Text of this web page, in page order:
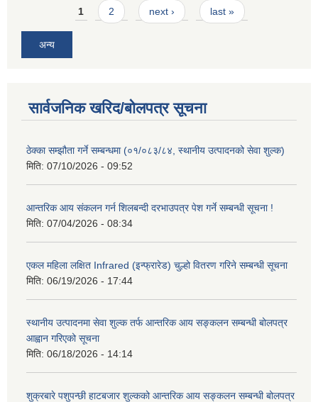
Pages1 2 next › last »
अन्य
सार्वजनिक खरिद/बोलपत्र सूचना
ठेक्का सम्झौता गर्ने सम्बन्धमा (०१/०८३/८४, स्थानीय उत्पादनको सेवा शुल्क)
मिति: 07/10/2026 - 09:52
आन्तरिक आय संकलन गर्न शिलबन्दी दरभाउपत्र पेश गर्ने सम्बन्धी सूचना !
मिति: 07/04/2026 - 08:34
एकल महिला लक्षित Infrared (इन्फ्रारेड) चुल्हो वितरण गरिने सम्बन्धी सूचना
मिति: 06/19/2026 - 17:44
स्थानीय उत्पादनमा सेवा शुल्क तर्फ आन्तरिक आय सङ्कलन सम्बन्धी बोलपत्र
आह्वान गरिएको सूचना
मिति: 06/18/2026 - 14:14
शुक्रबारे पशुपन्छी हाटबजार शुल्कको आन्तरिक आय सङ्कलन सम्बन्धी बोलपत्र